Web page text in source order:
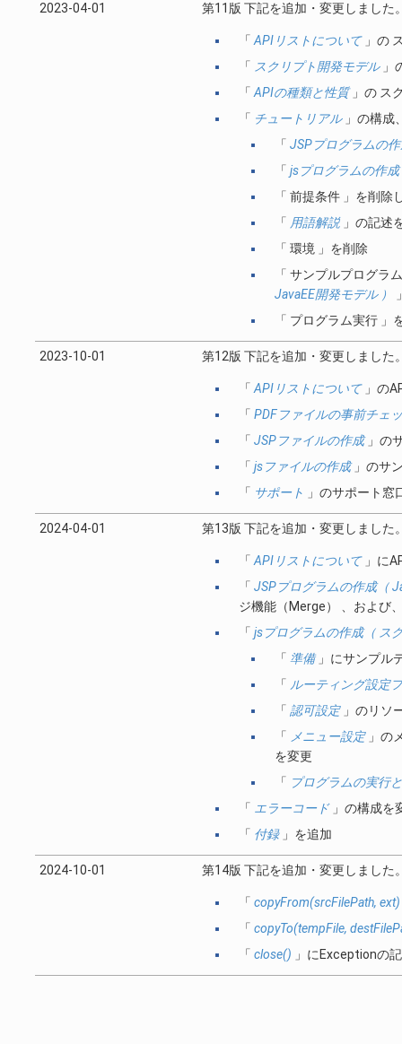
2023-04-01 第11版 下記を追加・変更しました
「 APIリストについて」の
「 スクリプト開発モデル」
「 APIの種類と性質」の ス
「 チュートリアル」の構成
「JSPプログラムの
「jsプログラムの作
「 前提条件 」を削除
「 用語解説」の記述
「 環境 」を削除
「 サンプルプログラ
JavaEE開発モデル ）
「 プログラム実行
2023-10-01 第12版 下記を追加・変更しました
「 APIリストについて」の
「 PDFファイルの事前チェ
「 JSPファイルの作成」の
「 jsファイルの作成」のサ
「 サポート 」のサポート窓
2024-04-01 第13版 下記を追加・変更しました
「 APIリストについて」に
「 JSPプログラムの作成（
ジ機能（Merge） 、および
「 jsプログラムの作成（ ス
「準備」にサンプル
「 ルーティング設定
「認可設定」のリソ
「 メニュー設定」の
を変更
「 プログラムの実行
「 エラーコード」の構成を
「 付録」を追加
2024-10-01 第14版 下記を追加・変更しました
「 copyFrom(srcFilePath, ext)
「 copyTo(tempFile,
「 close() 」にExceptionの